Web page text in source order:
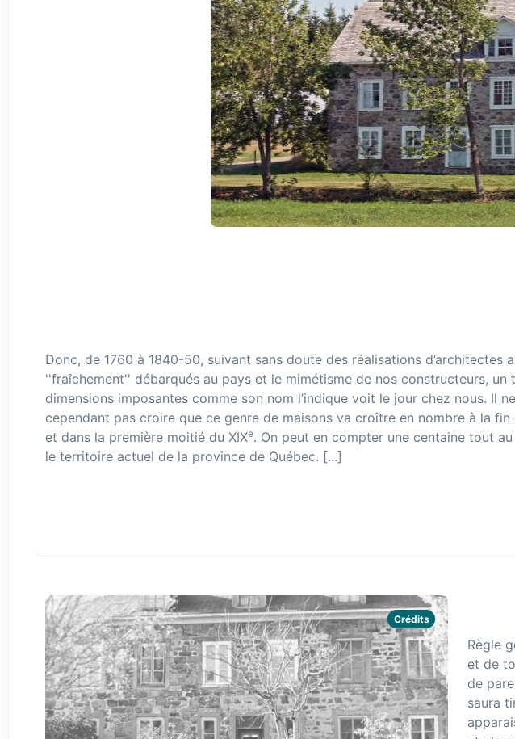
Donc, de 1760 à 1840-50, suivant sans doute des réalisations d’architectes
''fraîchement'' débarqués au pays et le mimétisme de nos constructeurs, un
dimensions imposantes comme son nom l’indique voit le jour chez nous. Il
cependant pas croire que ce genre de maisons va croître en nombre à la fin
et dans la première moitié du XIXe. On peut en compter une centaine tout
le territoire actuel de la province de Québec. [...]
Crédits
Règle
et de
de
saura